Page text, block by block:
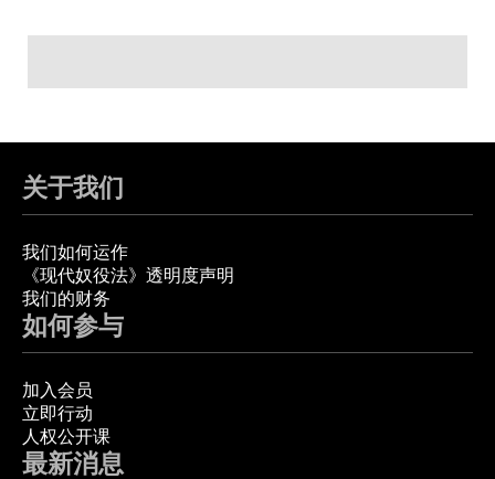
关于我们
我们如何运作
《现代奴役法》透明度声明
我们的财务
如何参与
加入会员
立即行动
人权公开课
最新消息